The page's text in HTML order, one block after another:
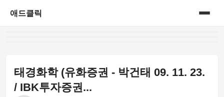
애드클릭
태경화학 (유화증권 - 박건태 09. 11. 23.
/ IBK투자증권...